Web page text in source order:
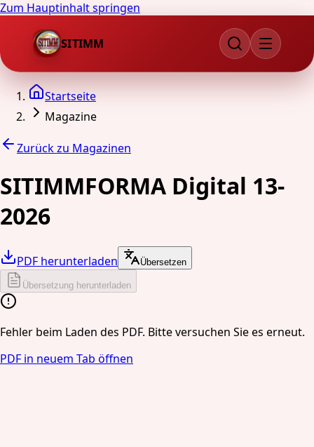
Zum Hauptinhalt springen
SITIMM
Startseite
Magazine
Zurück zu Magazinen
SITIMMFORMA Digital 13-
2026
PDF herunterladen Übersetzen
Übersetzung herunterladen
Fehler beim Laden des PDF. Bitte versuchen Sie es erneut.
PDF in neuem Tab öffnen